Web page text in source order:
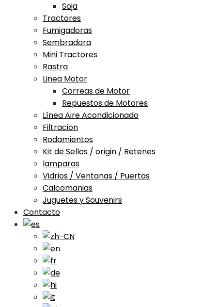
Soja
Tractores
Fumigadoras
Sembradora
Mini Tractores
Rastra
Linea Motor
Correas de Motor
Repuestos de Motores
Línea Aire Acondicionado
Filtracion
Rodamientos
Kit de Sellos / origin / Retenes
lamparas
Vidrios / Ventanas / Puertas
Calcomanias
Juguetes y Souvenirs
Contacto